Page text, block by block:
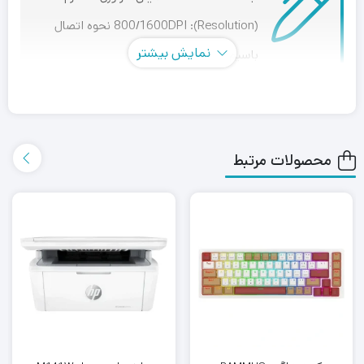
(Resolution): 800/1600DPI نحوه اتصال
باسیم
طریق پورت USB 2.0 است و طول این موس 1.35 متر و جنس
واسطه تعبیه سوئیچ مخصوص تنظیم دقت ماوس قابلیت
تنظیم این پارامتر در محدوده 800/1200DPI فراهم شده است.
طراحی ظاهری ساده و مناسب کاربردهای اداری و خانگی
نمایش بیشتر
محصولات مرتبط